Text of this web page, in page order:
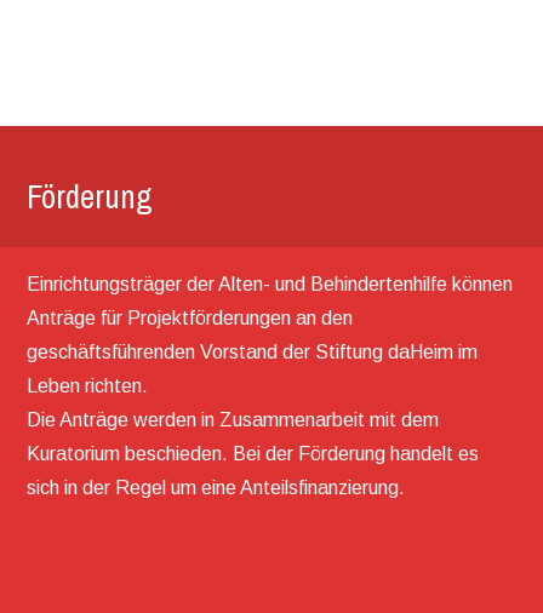
Förderung
Einrichtungsträger der Alten- und Behindertenhilfe können
Anträge für Projektförderungen an den
geschäftsführenden Vorstand der Stiftung daHeim im
Leben richten.
Die Anträge werden in Zusammenarbeit mit dem
Kuratorium beschieden. Bei der Förderung handelt es
sich in der Regel um eine Anteilsfinanzierung.